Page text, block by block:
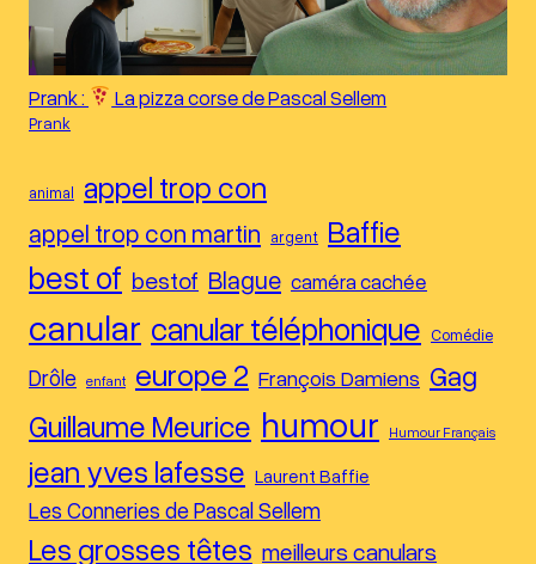
Prank : La pizza corse de Pascal Sellem
Prank
animal appel trop con
appel trop con martin argent Baffie
best of bestof Blague caméra cachée
canular canular téléphonique Comédie
Drôle enfant europe 2 François Damiens Gag
Guillaume Meurice humour Humour Français
jean yves lafesse Laurent Baffie
Les Conneries de Pascal Sellem
Les grosses têtes meilleurs canulars